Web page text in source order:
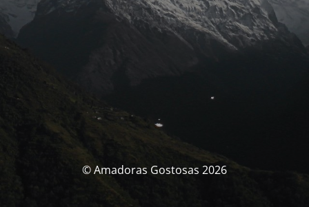
© Amadoras Gostosas 2026